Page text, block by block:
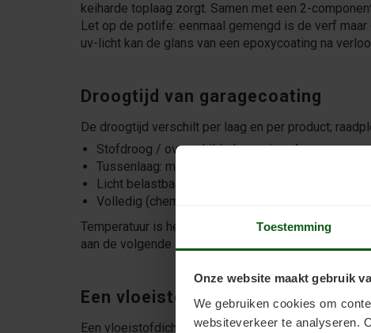
Toestemming
Onze website maakt gebruik
We gebruiken cookies om
websiteverkeer te analyseren.
keiharde toplaag zorgt. Samen met een 2-
Let op de potlife: eenmaal gemengd is de verf
uv-licht kan de glans van een epoxycoating na
Droogtijd van garagecoating
De droogtijd verschilt per laag en per product;
Stofdroog / overschilderbaar: circa 4 uur
Tussenlaag: minimaal 16, maximaal 36 uur
Licht belastbaar: circa 48 uur; mechanisch
Volledig (chemisch) belastbaar: 7 dagen — laat
Temperatuur is het meest bepalend: warmer droogt
aan de volgende laag als de vorige niet meer loslaat
Een vloeistofdichte garagevloer
Een vloeistofdichte coating voorkomt dat vocht,